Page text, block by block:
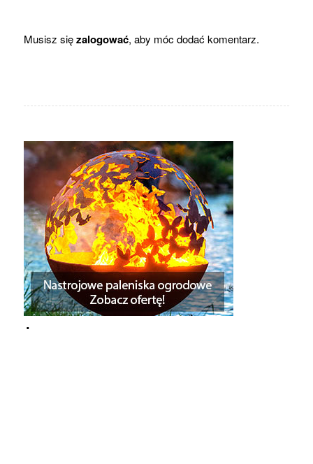
Musisz sięzalogować, aby móc dodać komentarz.